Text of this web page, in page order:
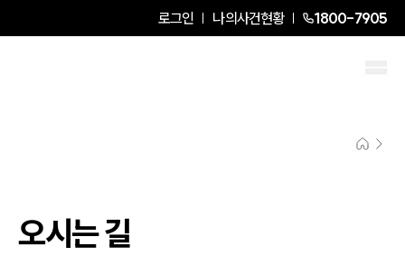
로그인 나의사건현황 1800-7905
오시는 길